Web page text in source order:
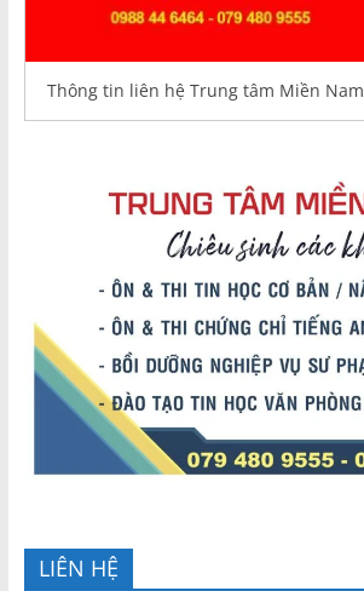
Thông tin liên hệ Trung tâm Miền Nam
LIÊN HỆ